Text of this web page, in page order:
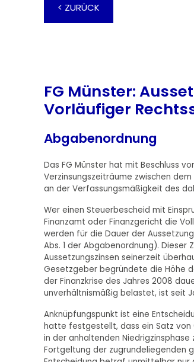
< ZURÜCK
FG Münster:
Vorläufiger
Abgabenordnung
Das FG Münster hat mit Beschluss
Verzinsungszeiträume zwischen dem
an der Verfassungsmäßigkeit des
Wer einen Steuerbescheid mit
Finanzamt oder Finanzgericht die
werden für die Dauer der
Abs. 1 der Abgabenordnung). Dieser
Aussetzungszinsen seinerzeit
Gesetzgeber begründete die Höhe
der Finanzkrise des Jahres 2008
unverhältnismäßig belastet, ist seit
Anknüpfungspunkt ist eine
hatte festgestellt, dass ein Satz von
in der anhaltenden
Fortgeltung der zugrundeliegenden